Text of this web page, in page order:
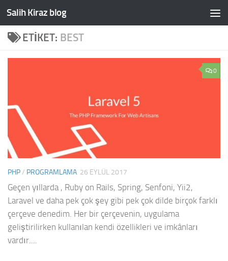
Skip to content
Salih Kiraz blog
ETIKET: BEST
0
PHP/ PROGRAMLAMA 26 EYLÜL 2017
Geçen yıllarda , Ruby on Rails, Spring, Senfoni, Yii2,
Laravel ve daha pek çok şey gibi pek çok dilde birçok farklı
çerçeve denedim. Her bir çerçevenin, uygulama
geliştirilirken kullanılan kendi özellikleri ve imkânları
vardır....